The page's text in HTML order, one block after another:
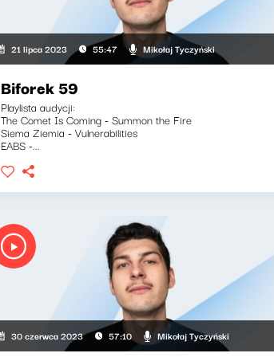
21 lipca 2023 55:47 Mikołaj Tyczyński
Biforek 59
Playlista audycji:
The Comet Is Coming - Summon the Fire
Siema Ziemia - Vulnerabilities
EABS -...
30 czerwca 2023 57:10 Mikołaj Tyczyński